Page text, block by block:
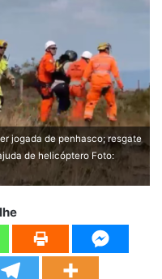
jogada de penhasco; resgate
de helicóptero Foto: